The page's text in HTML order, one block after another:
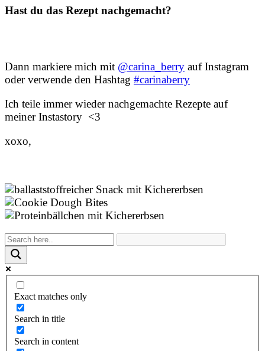
Hast du das Rezept nachgemacht?
Dann markiere mich mit @carina_berry auf Instagram
oder verwende den Hashtag #carinaberry
Ich teile immer wieder nachgemachte Rezepte auf
meiner Instastory <3
xoxo,
Exact matches only
Search in title
Search in content